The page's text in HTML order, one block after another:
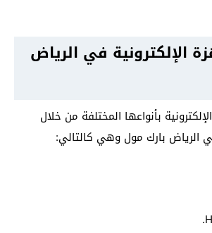
الإلكترونية في الرياض
بأنواعها المختلفة من خلال
الرياض بارك مول وهي كالتالي: